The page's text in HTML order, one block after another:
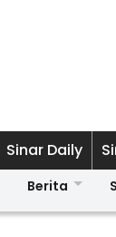
Sinar Daily
Berita